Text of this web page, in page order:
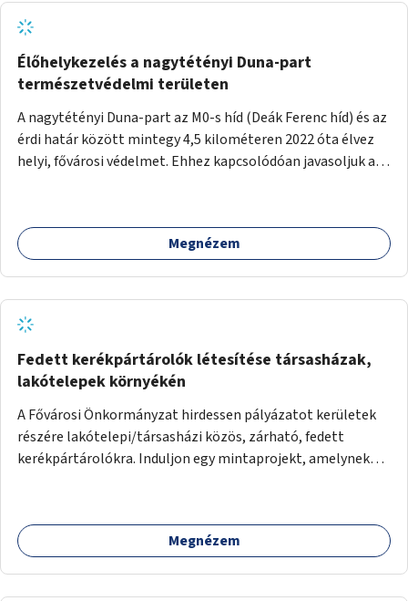
Élőhelykezelés a nagytétényi Duna-part
természetvédelmi területen
A nagytétényi Duna-part az M0-s híd (Deák Ferenc híd) és az
érdi határ között mintegy 4,5 kilométeren 2022 óta élvez
helyi, fővárosi védelmet. Ehhez kapcsolódóan javasoljuk a
Megnézem
Fedett kerékpártárolók létesítése társasházak,
lakótelepek környékén
A Fővárosi Önkormányzat hirdessen pályázatot kerületek
részére lakótelepi/társasházi közös, zárható, fedett
kerékpártárolókra. Induljon egy mintaprojekt, amelynek
Megnézem